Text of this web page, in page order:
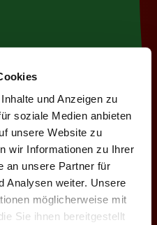
und Anzeigen zu
soziale Medien anbieten
unsere Website zu
wir Informationen zu Ihrer
an unsere Partner für
Analysen weiter. Unsere
möglicherweise mit
Sie ihnen bereitgestellt